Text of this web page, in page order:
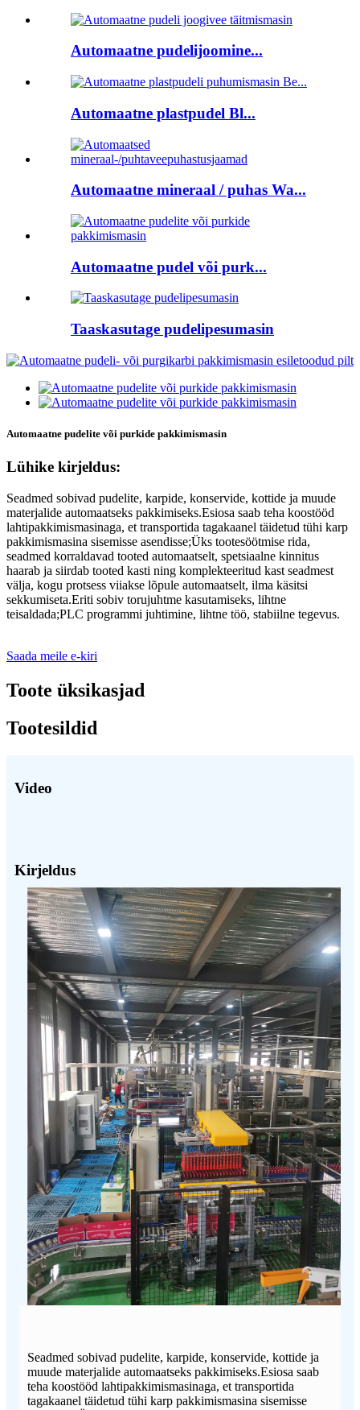
Automaatne pudelijoomine...
Automaatne plastpudel Bl...
Automaatne mineraal / puhas Wa...
Automaatne pudel või purk...
Taaskasutage pudelipesumasin
Automaatne pudelite või purkide pakkimismasin
Lühike kirjeldus:
Seadmed sobivad pudelite, karpide, konservide, kottide ja muude
materjalide automaatseks pakkimiseks.Esiosa saab teha koostööd
lahtipakkimismasinaga, et transportida tagakaanel täidetud tühi karp
pakkimismasina sisemisse asendisse;Üks tootesöötmise rida,
seadmed korraldavad tooted automaatselt, spetsiaalne kinnitus
haarab ja siirdab tooted kasti ning komplekteeritud kast seadmest
välja, kogu protsess viiakse lõpule automaatselt, ilma käsitsi
sekkumiseta.Eriti sobiv torujuhtme kasutamiseks, lihtne
teisaldada;PLC programmi juhtimine, lihtne töö, stabiilne tegevus.
Saada meile e-kiri
Toote üksikasjad
Tootesildid
Video
Kirjeldus
Seadmed sobivad pudelite, karpide, konservide, kottide ja
muude materjalide automaatseks pakkimiseks.Esiosa saab
teha koostööd lahtipakkimismasinaga, et transportida
tagakaanel täidetud tühi karp pakkimismasina sisemisse